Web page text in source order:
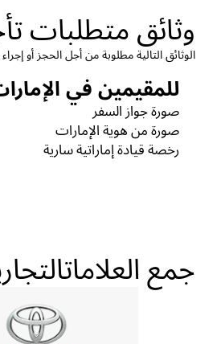
وثائق متطلبات
الوثائق التالية مطلوبة من أجل الحجز أو
للمقيمين في
صورة جواز السفر
صورة من هوية الإمارات
رخصة قيادة إماراتية سارية
جمع